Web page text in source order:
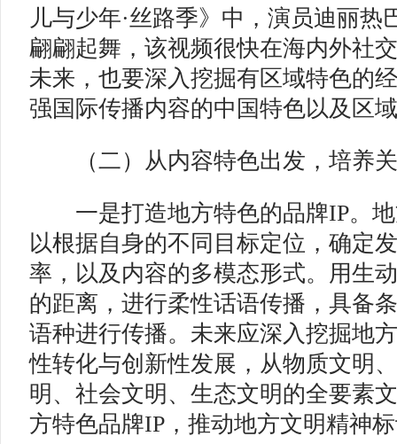
儿与少年·丝路季》中，演员迪丽热
翩翩起舞，该视频很快在海内外社
未来，也要深入挖掘有区域特色的
强国际传播内容的中国特色以及区
（二）从内容特色出发，培养
一是打造地方特色的品牌IP。地
以根据自身的不同目标定位，确定
率，以及内容的多模态形式。用生
的距离，进行柔性话语传播，具备
语种进行传播。未来应深入挖掘地
性转化与创新性发展，从物质文明
明、社会文明、生态文明的全要素
方特色品牌IP，推动地方文明精神